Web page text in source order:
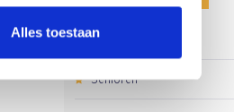
Alles toestaanClubnieuws
Senioren